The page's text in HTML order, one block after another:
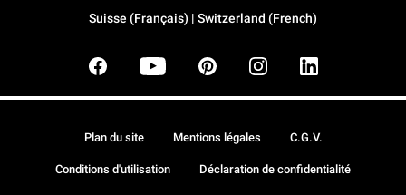
Suisse (Français) | Switzerland (French)
Plan du site Mentions légales C.G.V.
Conditions d'utilisation Déclaration de confidentialité